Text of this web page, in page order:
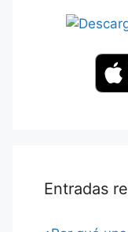
Entradas